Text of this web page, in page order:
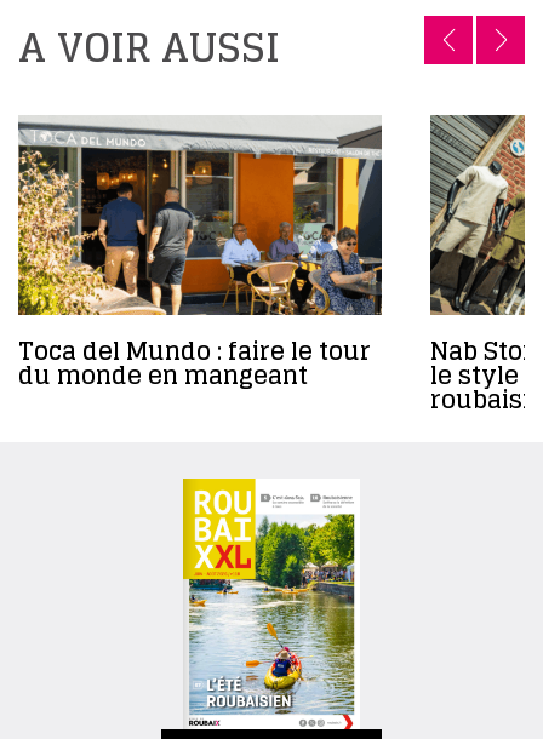
A VOIR AUSSI
Toca del Mundo : faire le tour
du monde en mangeant
Nab
le style